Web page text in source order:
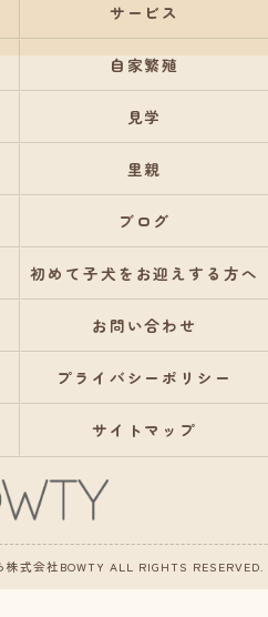
サービス
自家繁殖
見学
里親
ブログ
初めて子犬をお迎えする方へ
お問い合わせ
プライバシーポリシー
サイトマップ
式会社BOWTY ALL RIGHTS RESERVED.